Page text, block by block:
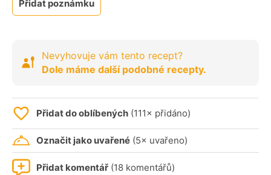
Přidat poznámku
Nevyhovuje vám tento recept?
Dole máme další podobné recepty.
Přidat do oblíbených (111× přidáno)
Označit jako uvařené (5× uvařeno)
Přidat komentář (18 komentářů)